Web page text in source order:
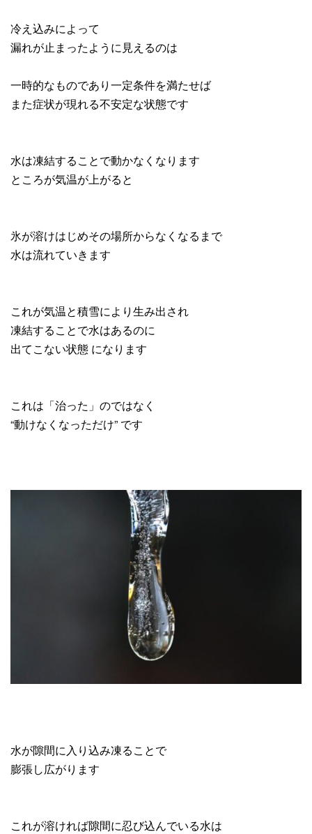
冷え込みによって
漏れが止まったように見えるのは
一時的なものであり一定条件を満たせば
また症状が現れる不安定な状態です
水は凍結することで動かなくなります
ところが気温が上がると
氷が溶けはじめその場所からなくなるまで
水は流れていきます
これが気温と積雪により生み出され
凍結することで水はあるのに
出てこない状態 になります
これは「治った」のではなく
“動けなくなっただけ” です
水が隙間に入り込み凍ることで
膨張し広がります
これが溶ければ隙間に忍び込んでいる水は